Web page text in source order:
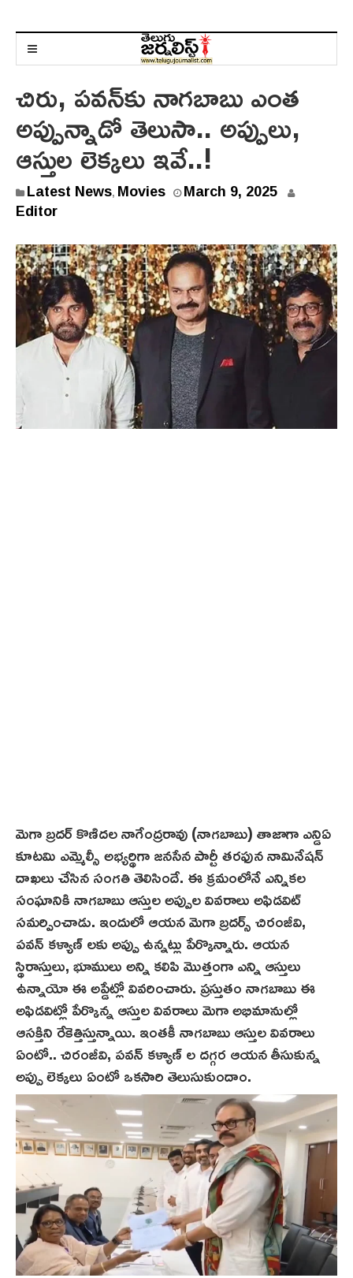
చిరు, పవన్‌కు నాగబాబు ఎంత
అప్పున్నాడో తెలుసా.. అప్పులు,
ఆస్తుల లెక్కలు ఇవే..!
Latest News, Movies March 9, 2025
Editor
మెగా బ్రదర్ కొణిదల నాగేంద్రరావు (నాగబాబు) తాజాగా ఎన్డిఏ
కూటమి ఎమ్మెల్సీ అభ్యర్థిగా జనసేన పార్టీ తరఫున నామినేషన్
దాఖలు చేసిన సంగతి తెలిసిందే. ఈ క్రమంలోనే ఎన్నికల
సంఘానికి నాగబాబు ఆస్తుల అప్పుల వివరాలు అఫిడవిట్
సమర్పించాడు. ఇందులో ఆయన మెగా బ్రదర్స్ చిరంజీవి,
పవన్ కళ్యాణ్ లకు అప్పు ఉన్నట్లు పేర్కొన్నారు. ఆయన
స్థిరాస్తులు, భూములు అన్ని కలిపి మొత్తంగా ఎన్ని ఆస్తులు
ఉన్నాయో ఈ అప్డేట్లో వివరించారు. ప్రస్తుతం నాగబాబు ఈ
అఫిడవిట్లో పేర్కొన్న ఆస్తుల వివరాలు మెగా అభిమానుల్లో
ఆసక్తిని రేకెత్తిస్తున్నాయి. ఇంతకీ నాగబాబు ఆస్తుల వివరాలు
ఏంటో.. చిరంజీవి, పవన్ కళ్యాణ్ ల ద‌గ్గ‌ర‌ ఆయన తీసుకున్న‌
అప్పు లెక్కలు ఏంటో ఒకసారి తెలుసుకుందాం.